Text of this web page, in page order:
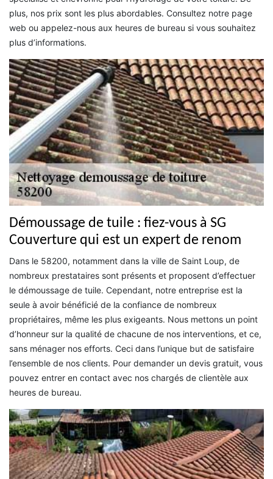
plus, nos prix sont les plus abordables. Consultez notre page
web ou appelez-nous aux heures de bureau si vous souhaitez
plus d’informations.
Démoussage de tuile : fiez-vous à SG
Couverture qui est un expert de renom
Dans le 58200, notamment dans la ville de Saint Loup, de
nombreux prestataires sont présents et proposent d’effectuer
le démoussage de tuile. Cependant, notre entreprise est la
seule à avoir bénéficié de la confiance de nombreux
propriétaires, même les plus exigeants. Nous mettons un point
d’honneur sur la qualité de chacune de nos interventions, et ce,
sans ménager nos efforts. Ceci dans l’unique but de satisfaire
l’ensemble de nos clients. Pour demander un devis gratuit, vous
pouvez entrer en contact avec nos chargés de clientèle aux
heures de bureau.